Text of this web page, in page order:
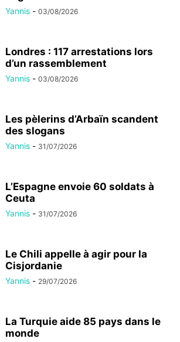
Yannis - 03/08/2026
Londres : 117 arrestations lors
d’un rassemblement
Yannis - 03/08/2026
Les pèlerins d’Arbaïn scandent
des slogans
Yannis - 31/07/2026
L’Espagne envoie 60 soldats à
Ceuta
Yannis - 31/07/2026
Le Chili appelle à agir pour la
Cisjordanie
Yannis - 29/07/2026
La Turquie aide 85 pays dans le
monde